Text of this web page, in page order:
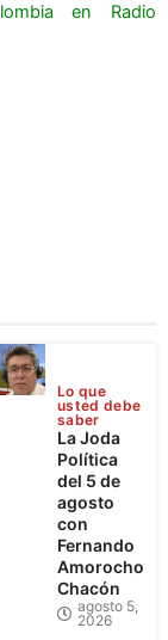
en Radio
Lo que
usted debe
saber
La Joda
Política
del 5 de
agosto
con
Fernando
Amorocho
Chacón
agosto 5,
2026